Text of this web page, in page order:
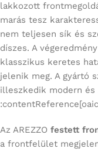
lakkozott
marás tesz
nem teljesen sík és
díszes. A
klasszikus keretes
jelenik meg. A gyártó
illeszkedik modern
Az AREZZO festett
a frontfelület